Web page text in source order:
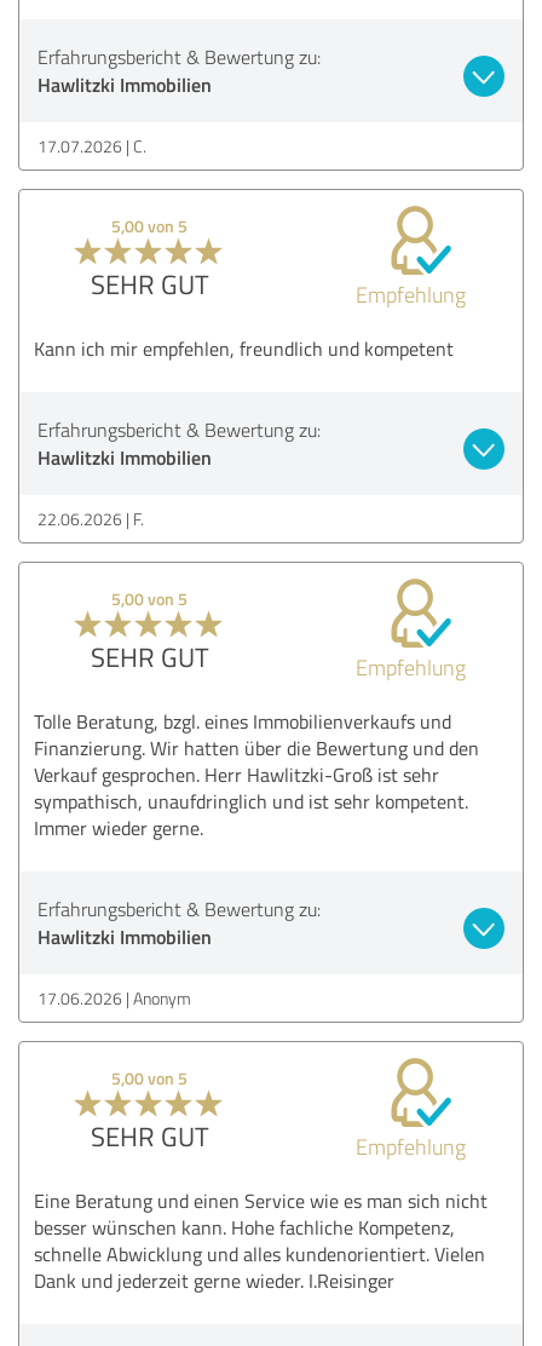
Erfahrungsbericht & Bewertung zu:
Hawlitzki Immobilien
17.07.2026 C.
5,00 von 5
SEHR GUT Empfehlung
Kann ich mir empfehlen, freundlich und kompetent
Erfahrungsbericht & Bewertung zu:
Hawlitzki Immobilien
22.06.2026 F.
5,00 von 5
SEHR GUT Empfehlung
Tolle Beratung, bzgl. eines Immobilienverkaufs und
Finanzierung. Wir hatten über die Bewertung und den
Verkauf gesprochen. Herr Hawlitzki-Groß ist sehr
sympathisch, unaufdringlich und ist sehr kompetent.
Immer wieder gerne.
Erfahrungsbericht & Bewertung zu:
Hawlitzki Immobilien
17.06.2026 Anonym
5,00 von 5
SEHR GUT Empfehlung
Eine Beratung und einen Service wie es man sich nicht
besser wünschen kann. Hohe fachliche Kompetenz,
schnelle Abwicklung und alles kundenorientiert. Vielen
Dank und jederzeit gerne wieder. I.Reisinger